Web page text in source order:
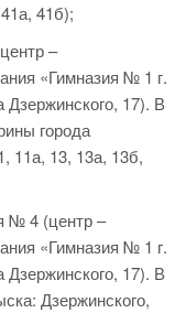
41б);
–
«Гимназия № 1 г.
17). В
города
11а, 13, 13а, 13б,
№ 4 (центр –
«Гимназия № 1 г.
17). В
Дзержинского,